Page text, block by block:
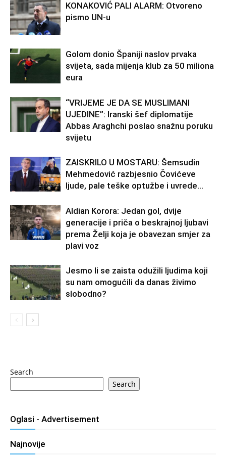
KONAKOVIĆ PALI ALARM: Otvoreno
pismo UN-u
Golom donio Španiji naslov prvaka
svijeta, sada mijenja klub za 50 miliona
eura
“VRIJEME JE DA SE MUSLIMANI
UJEDINE”: Iranski šef diplomatije
Abbas Araghchi poslao snažnu poruku
svijetu
ZAISKRILO U MOSTARU: Šemsudin
Mehmedović razbjesnio Čovićeve
ljude, pale teške optužbe i uvrede…
Aldian Korora: Jedan gol, dvije
generacije i priča o beskrajnoj ljubavi
prema Želji koja je obavezan smjer za
plavi voz
Jesmo li se zaista odužili ljudima koji
su nam omogućili da danas živimo
slobodno?
Search
Search
Oglasi - Advertisement
Najnovije